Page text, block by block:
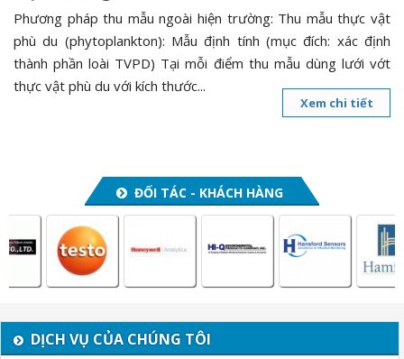
i
o
n
Phương pháp thu mẫu ngoài hiện trường: Thu mẫu thực vật
phù du (phytoplankton): Mẫu định tính (mục đích: xác định
thành phần loài TVPD) Tại mỗi điểm thu mẫu dùng lưới vớt
thực vật phù du với kích thước...
Xem chi tiết
ĐỐI TÁC - KHÁCH HÀNG
DỊCH VỤ CỦA CHÚNG TÔI